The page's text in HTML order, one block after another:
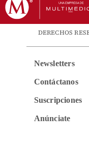
DERECHOS
Newsletters
Contáctanos
Suscripciones
Anúnciate